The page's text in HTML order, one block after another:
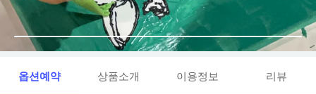
옵션예약 상품소개 이용정보 리뷰